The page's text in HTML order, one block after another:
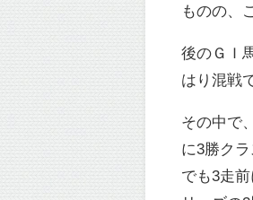
ものの、
後のＧＩ
はり混戦
その中で
に3勝ク
でも3走